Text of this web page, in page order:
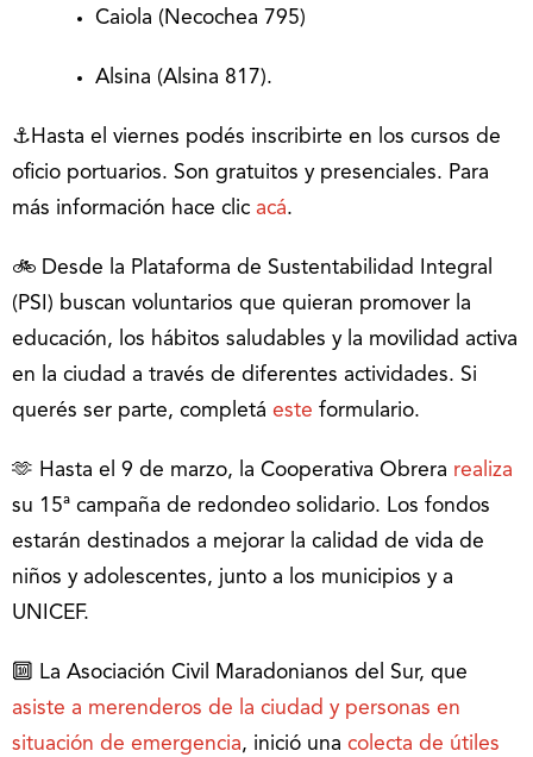
Caiola (Necochea 795)
Alsina (Alsina 817).
⚓Hasta el viernes podés inscribirte en los cursos de
oficio portuarios. Son gratuitos y presenciales. Para
más información hace clic acá.
🚲 Desde la Plataforma de Sustentabilidad Integral
(PSI) buscan voluntarios que quieran promover la
educación, los hábitos saludables y la movilidad activa
en la ciudad a través de diferentes actividades. Si
querés ser parte, completá este formulario.
🫶 Hasta el 9 de marzo, la Cooperativa Obrera realiza
su 15ª campaña de redondeo solidario. Los fondos
estarán destinados a mejorar la calidad de vida de
niños y adolescentes, junto a los municipios y a
UNICEF.
🔟 La Asociación Civil Maradonianos del Sur, que
asiste a merenderos de la ciudad y personas en
situación de emergencia, inició una colecta de útiles